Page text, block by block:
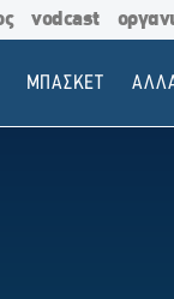
vodcast
ΜΠΑΣΚΕΤ